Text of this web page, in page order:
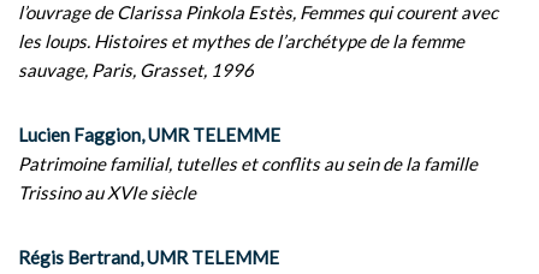
l’ouvrage de Clarissa Pinkola Estès, Femmes qui courent avec
les loups. Histoires et mythes de l’archétype de la femme
sauvage, Paris, Grasset, 1996
Lucien Faggion, UMR TELEMME
Patrimoine familial, tutelles et conflits au sein de la famille
Trissino au XVIe siècle
Régis Bertrand, UMR TELEMME